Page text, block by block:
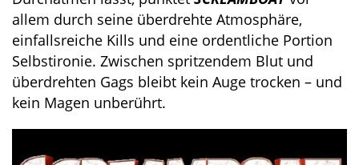
allem durch seine überdrehte Atmosphäre,
einfallsreiche Kills und eine ordentliche Portion
Selbstironie. Zwischen spritzendem Blut und
überdrehten Gags bleibt kein Auge trocken – und
kein Magen unberührt.